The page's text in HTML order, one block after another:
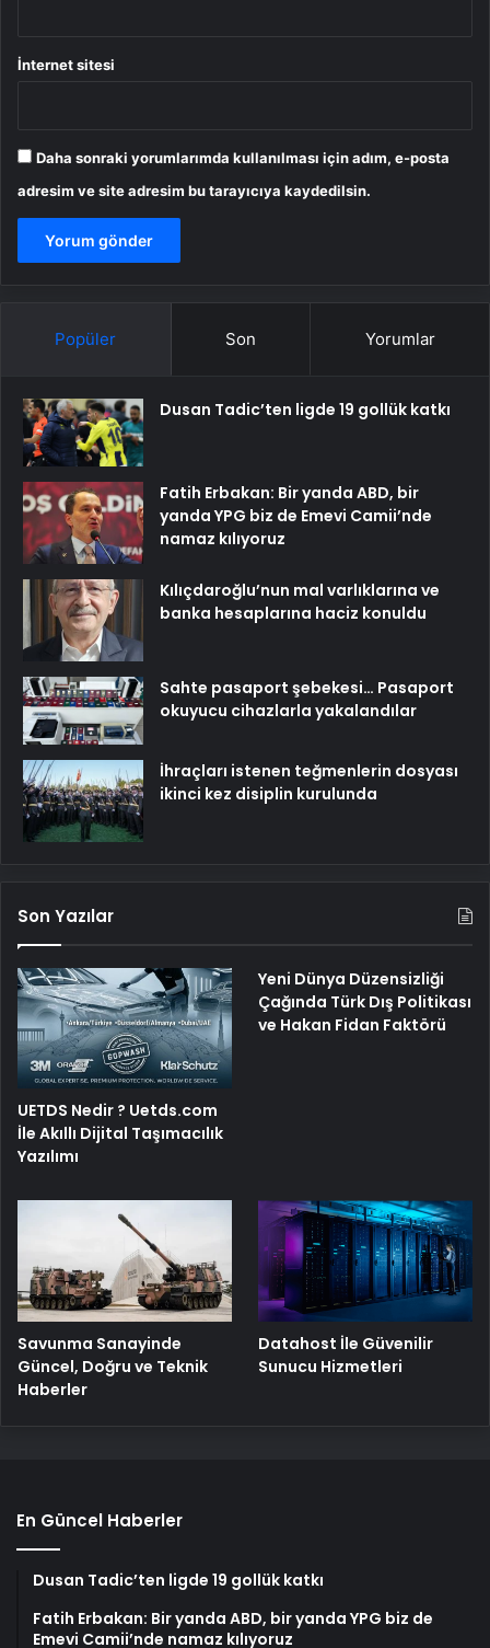
İnternet sitesi
Daha sonraki yorumlarımda kullanılması için adım, e-posta
adresim ve site adresim bu tarayıcıya kaydedilsin.
Popüler Son Yorumlar
Dusan Tadic’ten ligde 19 gollük katkı
Fatih Erbakan: Bir yanda ABD, bir
yanda YPG biz de Emevi Camii’nde
namaz kılıyoruz
Kılıçdaroğlu’nun mal varlıklarına ve
banka hesaplarına haciz konuldu
Sahte pasaport şebekesi… Pasaport
okuyucu cihazlarla yakalandılar
İhraçları istenen teğmenlerin dosyası
ikinci kez disiplin kurulunda
Son Yazılar
UETDS Nedir ? Uetds.com
İle Akıllı Dijital Taşımacılık
Yazılımı
Yeni Dünya Düzensizliği
Çağında Türk Dış Politikası
ve Hakan Fidan Faktörü
Savunma Sanayinde
Güncel, Doğru ve Teknik
Haberler
Datahost İle Güvenilir
Sunucu Hizmetleri
En Güncel Haberler
Dusan Tadic’ten ligde 19 gollük katkı
Fatih Erbakan: Bir yanda ABD, bir yanda YPG biz de
Emevi Camii’nde namaz kılıyoruz